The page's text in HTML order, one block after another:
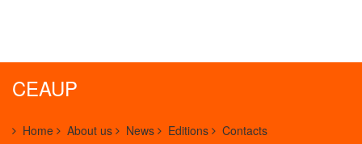
CEAUP
Home About us News Editions Contacts